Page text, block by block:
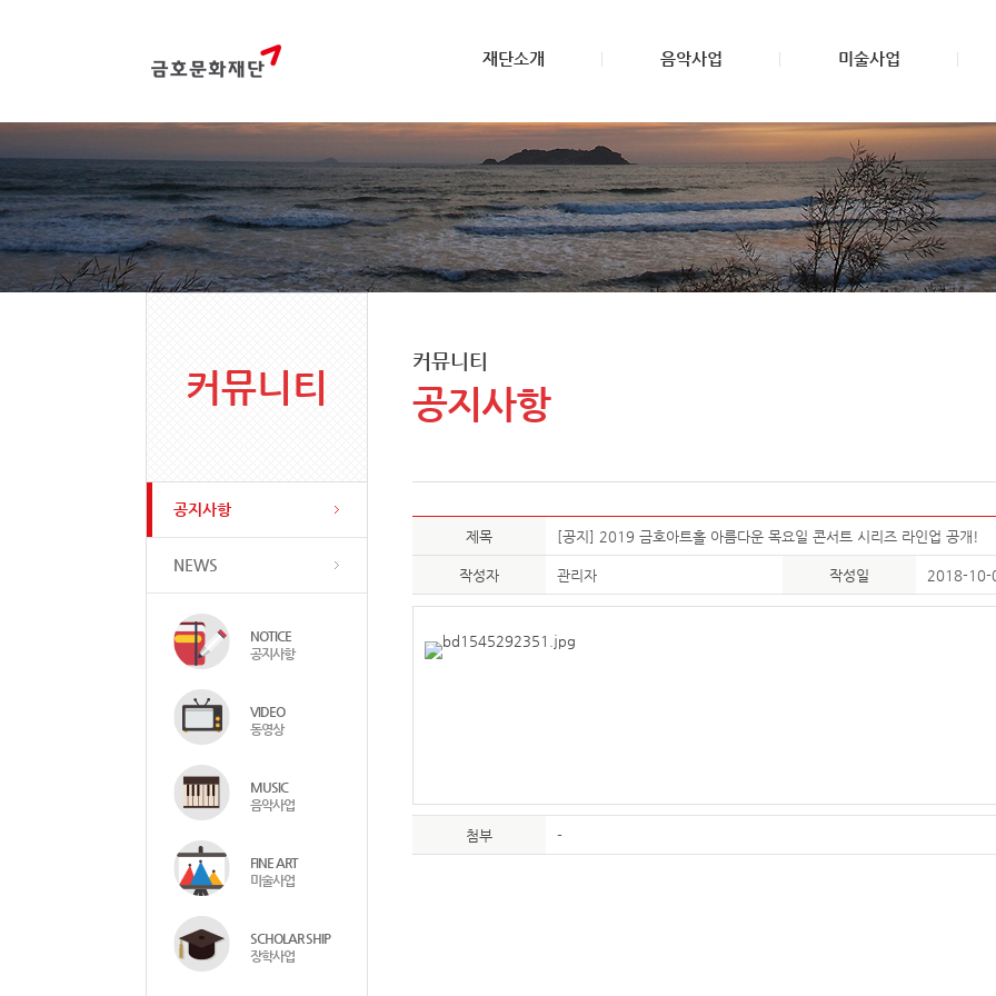
재단소개 음악사업 미술사업
커뮤니티
공지사항
NEWS
NOTICE
공지사항
VIDEO
동영상
MUSIC
음악사업
FINE ART
미술사업
SCHOLAR SHIP
장학사업
커뮤니티
공지사항
제목 [공지] 2019 금호아트홀 아름다운 목요일 콘서트 시리즈 라인업 공개!
작성자 관리자 작성일 2018-10-
첨부 -